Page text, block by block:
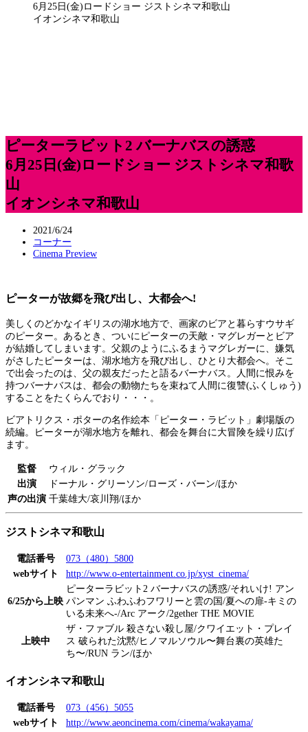
6月25日(金)ロードショー ジストシネマ和歌山
イオンシネマ和歌山
ピーターラビット2 バーナバスの誘惑
6月25日(金)ロードショー ジストシネマ和歌
山
イオンシネマ和歌山
2021/6/24
コーナー
Cinema Preview
ピーターが故郷を飛び出し、大都会へ!
美しくのどかなイギリスの湖水地方で、画家のビアと暮らすウサギ
のピーター。あるとき、ついにピーターの天敵・マグレガーとビア
が結婚してしまいます。父親のようにふるまうマグレガーに、嫌気
がさしたピーターは、湖水地方を飛び出し、ひとり大都会へ。そこ
で出会ったのは、父の親友だったと語るバーナバス。人間に恨みを
持つバーナバスは、都会の動物たちを束ねて人間に復讐(ふくしゅう)
することをたくらんでおり・・・。
ビアトリクス・ポターの名作絵本「ピーター・ラビット」劇場版の
続編。ピーターが湖水地方を離れ、都会を舞台に大冒険を繰り広げ
ます。
監督
ウィル・グラック
出演
ドーナル・グリーソン/ローズ・バーン/ほか
声の出演 千葉雄大/哀川翔/ほか
ジストシネマ和歌山
電話番号
073（480）5800
webサイト
http://www.o-entertainment.co.jp/xyst_cinema/
6/25から上映
ピーターラビット2 バーナバスの誘惑/それいけ! アン
パンマン ふわふわフワリーと雲の国/夏への扉‐キミの
いる未来へ‐/Arc アーク/2gether THE MOVIE
上映中
ザ・ファブル 殺さない殺し屋/クワイエット・プレイ
ス 破られた沈黙/ヒノマルソウル〜舞台裏の英雄た
ち〜/RUN ラン/ほか
イオンシネマ和歌山
電話番号
073（456）5055
webサイト
http://www.aeoncinema.com/cinema/wakayama/